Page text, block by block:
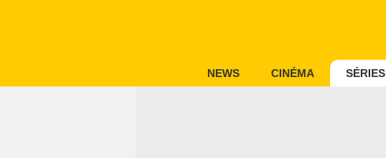
NEWS CINÉMA SÉRIES